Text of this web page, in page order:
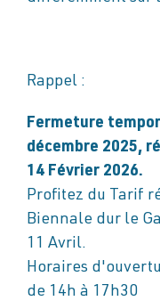
Rappel :
Fermeture
décembre 2025,
14 Février 2026.
Profitez du Tarif
Biennale dur le
11 Avril.
Horaires
de 14h à 17h30